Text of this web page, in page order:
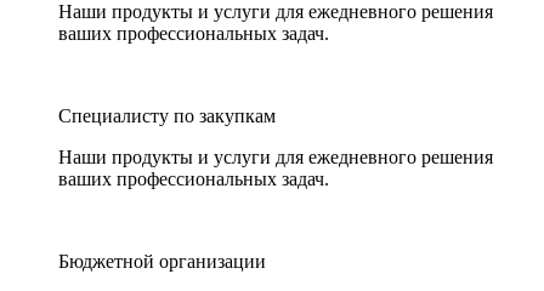
Наши продукты и услуги для ежедневного решения
ваших профессиональных задач.
Специалисту по закупкам
Наши продукты и услуги для ежедневного решения
ваших профессиональных задач.
Бюджетной организации